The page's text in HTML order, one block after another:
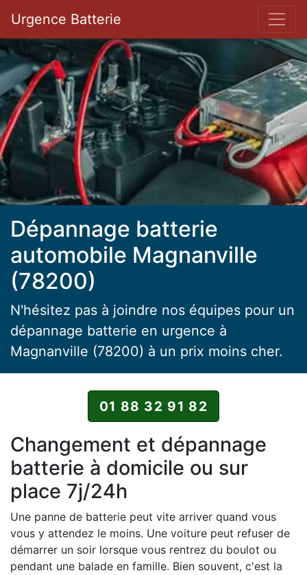
Urgence Batterie Bar
Dépannage batterie
automobile Magnanville
(78200)
N'hésitez pas à joindre nos équipes pour un
dépannage batterie en urgence à
Magnanville (78200) à un prix moins cher.
01 88 32 91 82
Changement et dépannage
batterie à domicile ou sur
place 7j/24h
Une panne de batterie peut vite arriver quand vous
vous y attendez le moins. Une voiture peut refuser de
démarrer un soir lorsque vous rentrez du boulot ou
pendant une balade en famille. Bien souvent, c'est la